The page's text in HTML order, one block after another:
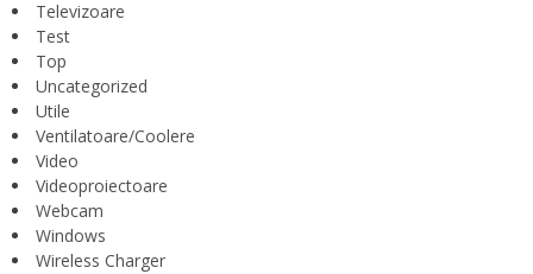
Televizoare
Test
Top
Uncategorized
Utile
Ventilatoare/Coolere
Video
Videoproiectoare
Webcam
Windows
Wireless Charger